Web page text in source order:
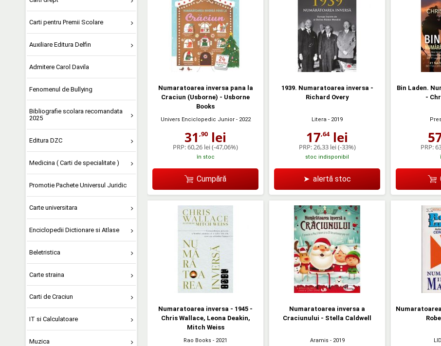
Carti pentru Premii Scolare
Auxiliare Editura Delfin
Admitere Carol Davila
Fenomenul de Bullying
Bibliografie scolara recomandata
2025
Editura DZC
Medicina ( Carti de specialitate )
Promotie Pachete Universul Juridic
Carte universitara
Enciclopedii Dictionare si Atlase
Beletristica
Carte straina
Carti de Craciun
IT si Calculatoare
Muzica
Numaratoarea inversa pana la
Craciun (Usborne) - Usborne
Books
Univers Enciclopedic Junior- 2022
31 ,90 lei
PRP:60,26 lei(-47,06%)
în stoc
Cumpără
1939. Numaratoarea inversa -
Richard Overy
Litera - 2019
17,64lei
PRP:26,33 lei(-33%)
stoc indisponibil
➤ alertă stoc
Bin Laden.
-
PRP:
Numaratoarea inversa - 1945 -
Chris Wallace, Leona Deakin,
Mitch Weiss
Rao Books - 2021
Numaratoarea inversa a
Craciunului - Stella Caldwell
Aramis - 2019